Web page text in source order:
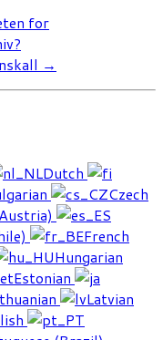
for
→
Dutch
Czech
French
Hungarian
Estonian
Latvian